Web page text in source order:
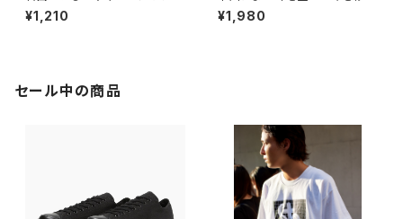
迷宮 なぜ国民食になったのか
¥1,210
暦の手仕事
¥1,980
セール中の商品